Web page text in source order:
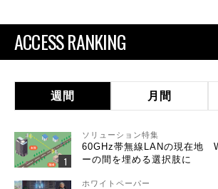
ACCESS RANKING
週間 月間
ソリューション特集
60GHz帯無線LANの現在地
ーの間を埋める選択肢に
ホワイトペーパー